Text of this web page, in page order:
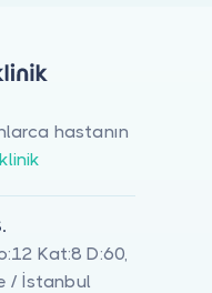
hastanın
Kat:8 D:60,
/ İstanbul